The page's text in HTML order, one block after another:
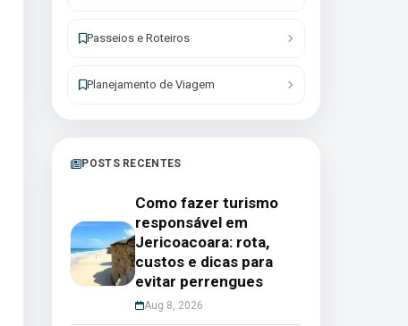
Passeios e Roteiros
Planejamento de Viagem
POSTS RECENTES
Como fazer turismo
responsável em
Jericoacoara: rota,
custos e dicas para
evitar perrengues
Aug 8, 2026